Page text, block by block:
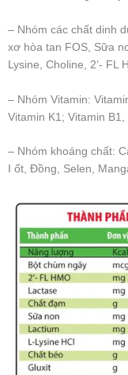
– Nhóm các chất dinh
xơ hòa tan FOS, Sữa
Lysine, Choline, 2’- FL
– Nhóm Vitamin:
Vitamin K1; Vitamin
– Nhóm khoáng chất:
I ốt, Đồng, Selen,